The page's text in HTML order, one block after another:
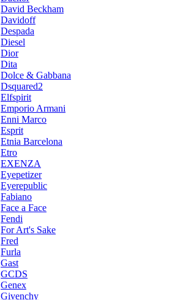
David Beckham
Davidoff
Despada
Diesel
Dior
Dita
Dolce & Gabbana
Dsquared2
Elfspirit
Emporio Armani
Enni Marco
Esprit
Etnia Barcelona
Etro
EXENZA
Eyepetizer
Eyerepublic
Fabiano
Face a Face
Fendi
For Art's Sake
Fred
Furla
Gast
GCDS
Genex
Givenchy